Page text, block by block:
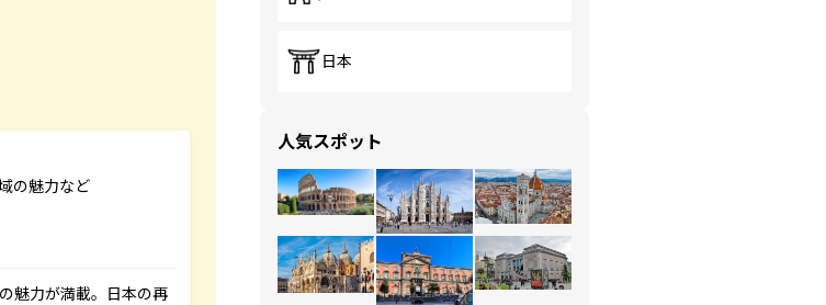
の魅力など
魅力が満載。日本の再
日本
人気スポット